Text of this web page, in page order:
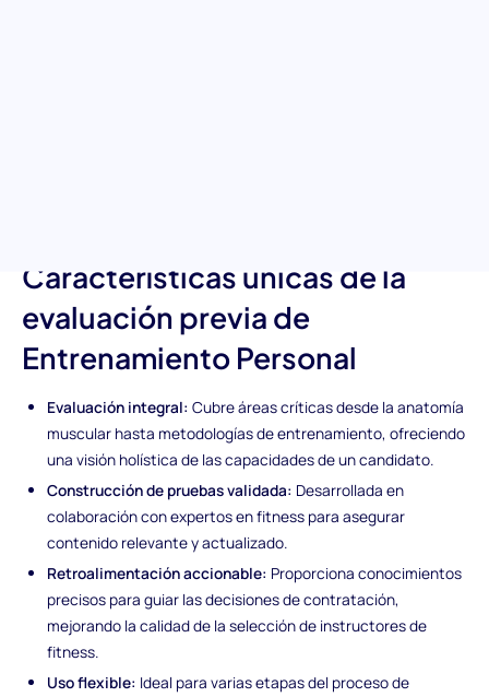
Características únicas de la
evaluación previa de
Entrenamiento Personal
Evaluación integral: Cubre áreas críticas desde la anatomía
muscular hasta metodologías de entrenamiento, ofreciendo
una visión holística de las capacidades de un candidato.
Construcción de pruebas validada: Desarrollada en
colaboración con expertos en fitness para asegurar
contenido relevante y actualizado.
Retroalimentación accionable: Proporciona conocimientos
precisos para guiar las decisiones de contratación,
mejorando la calidad de la selección de instructores de
fitness.
Uso flexible: Ideal para varias etapas del proceso de